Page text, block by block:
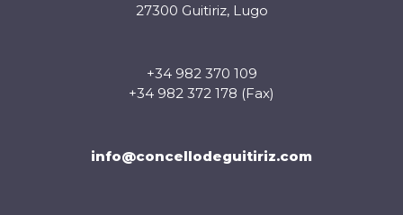
27300 Guitiriz, Lugo
+34 982 370 109
+34 982 372 178 (Fax)
info@concellodeguitiriz.com